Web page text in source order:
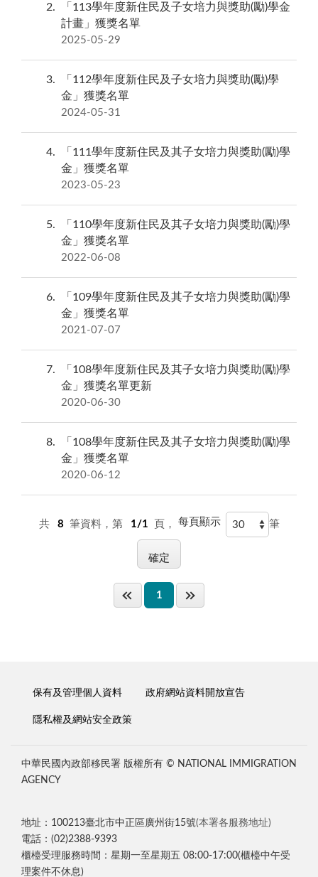
2
「113學年度新住民及子女培力與獎助(勵)學金
計畫」獲獎名單
2025-05-29
3
「112學年度新住民及子女培力與獎助(勵)學
金」獲獎名單
2024-05-31
4
「111學年度新住民及其子女培力與獎助(勵)學
金」獲獎名單
2023-05-23
5
「110學年度新住民及其子女培力與獎助(勵)學
金」獲獎名單
2022-06-08
6
「109學年度新住民及其子女培力與獎助(勵)學
金」獲獎名單
2021-07-07
7
「108學年度新住民及其子女培力與獎助(勵)學
金」獲獎名單更新
2020-06-30
8
「108學年度新住民及其子女培力與獎助(勵)學
金」獲獎名單
2020-06-12
共 8 筆資料，第 1/1 頁， 每頁顯示 筆
1
保有及管理個人資料 政府網站資料開放宣告
隱私權及網站安全政策
中華民國內政部移民署 版權所有 © NATIONAL IMMIGRATION
AGENCY
地址：100213臺北市中正區廣州街15號(本署各服務地址)
電話：(02)2388-9393
櫃檯受理服務時間：星期一至星期五 08:00-17:00(櫃檯中午受
理案件不休息)